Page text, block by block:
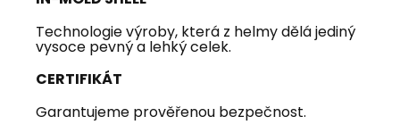
Technologie výroby, která z helmy dělá jediný
vysoce pevný a lehký celek.
CERTIFIKÁT
Garantujeme prověřenou bezpečnost.